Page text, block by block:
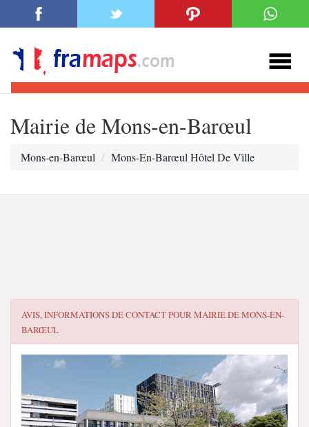
Mairie de Mons-en-Barœul
Mons-en-Barœul Mons-En-Barœul Hôtel De Vi̇lle
AVIS, INFORMATIONS DE CONTACT POURMAIRIE DE MONS-EN-
BARŒUL